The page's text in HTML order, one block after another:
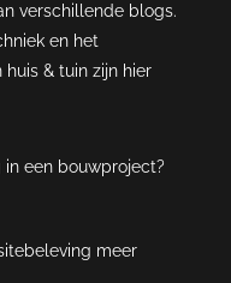
verschillende blogs.
en het
& tuin zijn hier
in een bouwproject?
meer